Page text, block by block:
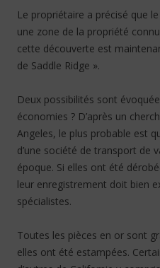
Le propriétaire a précisé que
une zone de la propriété
cette découverte est
de Saddle Ridge ».
Deux possibilités sont
économies ? D’après un
Angeles, le plus probable est
d’une société de transport de
époque. Si elles ont été
leur enregistrement doit bien
spécialistes.
Toutes les pièces en or sont
elles ont été estampées.